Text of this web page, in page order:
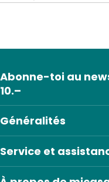
Généralités
Service et
Abonne-toi au
10.–